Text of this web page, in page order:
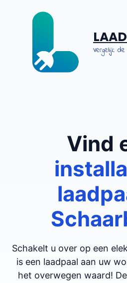
Vergelijk
Vind
Schakelt u over op een
is een laadpaal aan uw
het overwegen waard!